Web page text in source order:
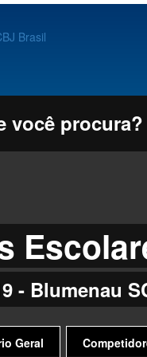
você procura?
- Blumenau
Geral